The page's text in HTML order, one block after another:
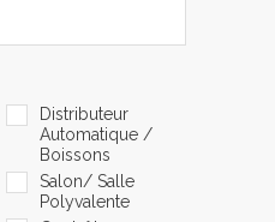
Distributeur
Automatique /
Boissons
Salon/ Salle
Polyvalente